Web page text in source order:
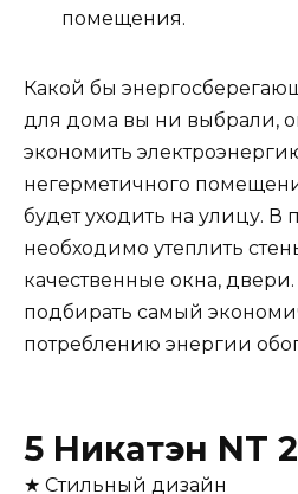
помещения.
Какой бы
для дома вы ни выбрали,
экономить
негерметичного
будет уходить на улицу. В
необходимо утеплить
качественные окна,
подбирать самый
потреблению энергии
5 Никатэн NT
★ Стильный дизайн